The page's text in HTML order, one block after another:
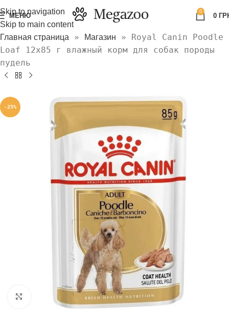
Skip to navigation
Skip to main content
МЕНЮ
0
0
Главная страница » Магазин » Royal Canin Poodle
Loaf 12х85 г влажный корм для собак породы
пудель
-25%
Нажмите, чтобы увеличить